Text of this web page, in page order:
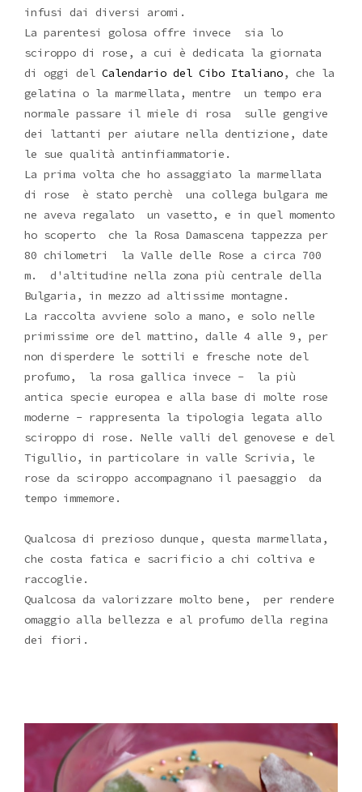
infusi dai diversi aromi.
La parentesi golosa offre invece sia lo
sciroppo di rose, a cui è dedicata la giornata
di oggi del Calendario del Cibo Italiano, che la
gelatina o la marmellata, mentre un tempo era
normale passare il miele di rosa sulle gengive
dei lattanti per aiutare nella dentizione, date
le sue qualità antinfiammatorie.
La prima volta che ho assaggiato la marmellata
di rose è stato perchè una collega bulgara me
ne aveva regalato un vasetto, e in quel momento
ho scoperto che la Rosa Damascena tappezza per
80 chilometri la Valle delle Rose a circa 700
m. d'altitudine nella zona più centrale della
Bulgaria, in mezzo ad altissime montagne.
La raccolta avviene solo a mano, e solo nelle
primissime ore del mattino, dalle 4 alle 9, per
non disperdere le sottili e fresche note del
profumo, la rosa gallica invece - la più
antica specie europea e alla base di molte rose
moderne - rappresenta la tipologia legata allo
sciroppo di rose. Nelle valli del genovese e del
Tigullio, in particolare in valle Scrivia, le
rose da sciroppo accompagnano il paesaggio da
tempo immemore.
Qualcosa di prezioso dunque, questa marmellata,
che costa fatica e sacrificio a chi coltiva e
raccoglie.
Qualcosa da valorizzare molto bene, per rendere
omaggio alla bellezza e al profumo della regina
dei fiori.